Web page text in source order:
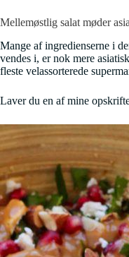
Mellemøstlig salat møder
Mange af ingredienserne i
vendes i, er nok mere
fleste velassorterede
Laver du en af mine